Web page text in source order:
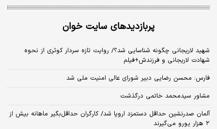
پربازدیدهای سایت خوان
شهید لاریجانی چگونه شناسایی شد؟/ روایت تازه سردار کوثری از نحوه
شهادت لاریجانی و فرزندش+فیلم
فارس: محسن رضایی دبیر شورای عالی امنیت ملی شد
مشاور سیدمحمد خاتمی درگذشت
آلمان صدرنشین حداقل دستمزد اروپا شد/ کارگران حداقل‌بگیر ماهانه بیش از
۲ هزار یورو می‌گیرند